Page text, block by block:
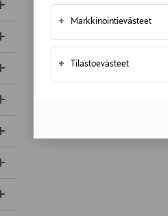
+ Markkinointievästeet
+ Tilastoevästeet